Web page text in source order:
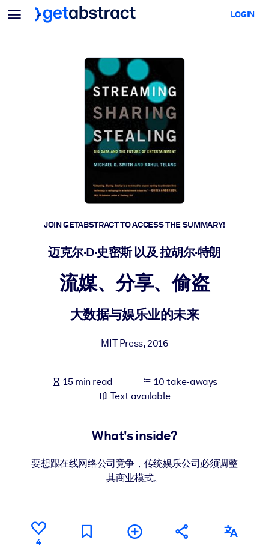
Menu
For Teams & Leaders
Equip your employees with critical AI skills.
Leadership Development
Prepare your leaders for the next era of work.
Collaborative Learning
Make it easy for teams to learn together, solve real problems, and
Upskilling & Reskilling
Build a healthier, more resilient workforce.
For LMS/LXP
Enrich your corporate library with trusted, ready-to-use business
Fuel your AI systems with reliable, structured knowledge to
For AI Systems
LOGIN
JOIN GETABSTRACT TO ACCESS THE SUMMARY!
迈克尔·D·史密斯 以及 拉胡尔·特朗
流媒、分享、偷盗
大数据与娱乐业的未来
MIT Press,2016
15 min read
10 take-aways
Text available
What's inside?
要想跟在线网络公司竞争，传统娱乐公司必须调整
其商业模式。
4